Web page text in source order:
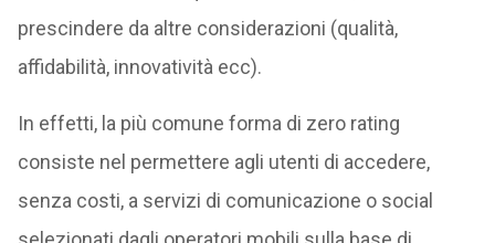
prescindere da altre considerazioni (qualità,
affidabilità, innovatività ecc).
In effetti, la più comune forma di zero rating
consiste nel permettere agli utenti di accedere,
senza costi, a servizi di comunicazione o social